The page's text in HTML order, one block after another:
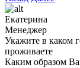
Екатерина
Менеджер
Укажите в каком
проживаете
Каким образом